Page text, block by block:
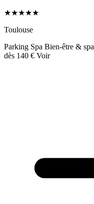
★★★★★
Toulouse
Parking Spa Bien-être & spa
dès 140 € Voir